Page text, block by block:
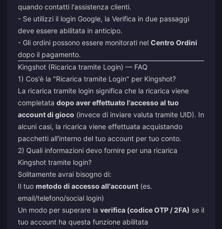
quando contatti l'assistenza clienti.
- Se utilizzi il login Google, la Verifica in due passaggi
deve essere abilitata in anticipo.
- Gli ordini possono essere monitorati nel Centro Ordini
dopo il pagamento.
Kingshot (Ricarica tramite Login) — FAQ
1) Cos'è la "Ricarica tramite Login" per Kingshot?
La ricarica tramite login significa che la ricarica viene
completata dopo aver effettuato l'accesso al tuo
account di gioco (invece di inviare valuta tramite UID). In
alcuni casi, la ricarica viene effettuata acquistando
pacchetti all'interno del tuo account per tuo conto.
2) Quali informazioni devo fornire per una ricarica
Kingshot tramite login?
Solitamente avrai bisogno di:
Il tuo metodo di accesso all'account (es.
email/telefono/social login)
Un modo per superare la verifica (codice OTP / 2FA) se il
tuo account ha questa funzione abilitata